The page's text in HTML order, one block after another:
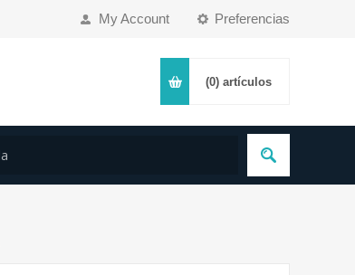
Preferencias
My Account
(0) artículos